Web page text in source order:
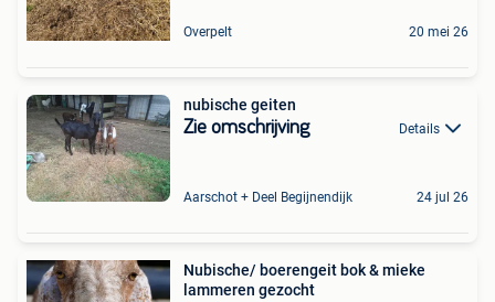
Overpelt 20 mei 26
nubische geiten
Zie omschrijving Details
Aarschot + Deel Begijnendijk 24 jul 26
Nubische/ boerengeit bok & mieke
lammeren gezocht